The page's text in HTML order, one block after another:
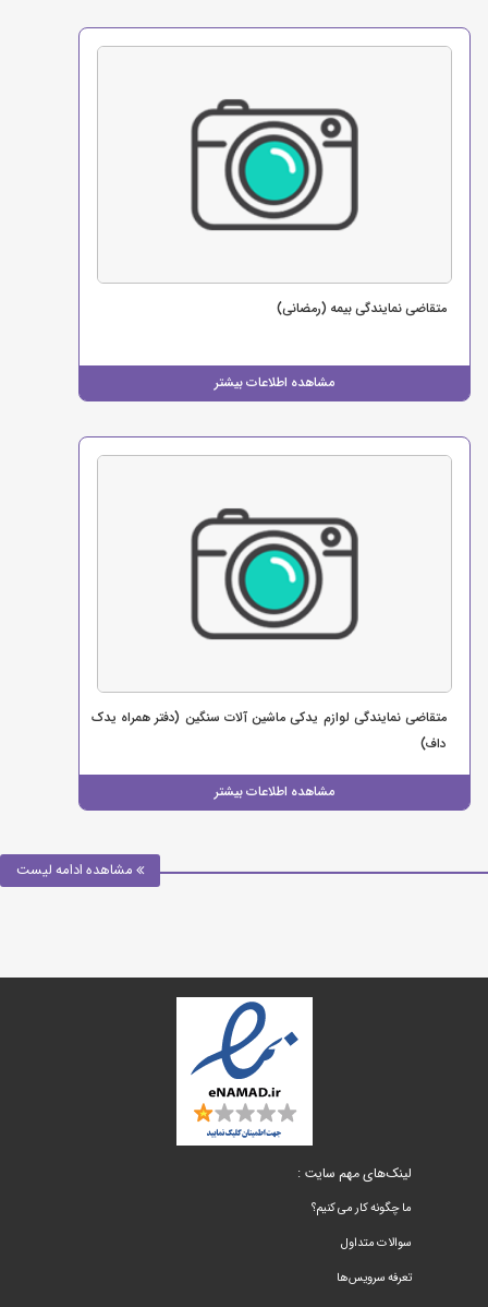
مشاهده اطلاعات بیشتر
متقاضی نمایندگی بیمه (رمضانی)
مشاهده اطلاعات بیشتر
متقاضی نمایندگی لوازم یدکی ماشین آلات سنگین (دفتر همراه یدک
داف)
مشاهده ادامه لیست
لینک‌های مهم سایت :
ما چگونه کار می کنیم؟
سوالات متداول
تعرفه سرویس‌ها